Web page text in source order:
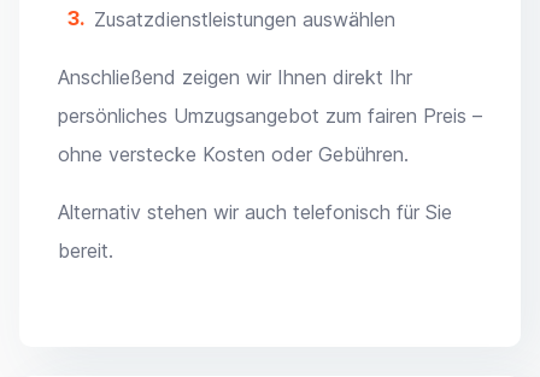
Zusatzdienstleistungen auswählen
Anschließend zeigen wir Ihnen direkt Ihr
persönliches Umzugsangebot zum fairen Preis –
ohne verstecke Kosten oder Gebühren.
Alternativ stehen wir auch telefonisch für Sie
bereit.